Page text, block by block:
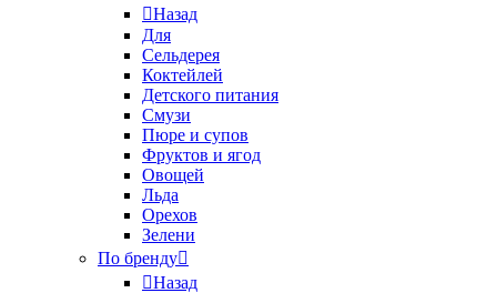
Назад
Для
Сельдерея
Коктейлей
Детского питания
Смузи
Пюре и супов
Фруктов и ягод
Овощей
Льда
Орехов
Зелени
По бренду
Назад